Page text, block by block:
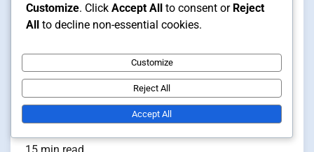
Stilvariationen von Baseballmützen und
Customize. Click Accept All to consent or Reject
All to decline non-essential cookies.
Customize
Reject All
Accept All